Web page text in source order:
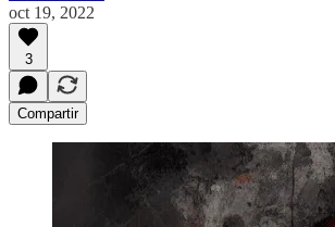
oct 19, 2022
3
Compartir